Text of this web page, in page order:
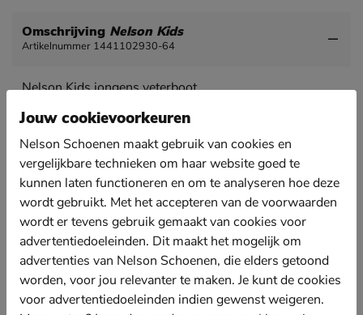
Omschrijving Nelson Kids
Artikelnummer 1441102930-64
Nelson Kids jongens veterboot
Met een paar stevige veterboots kunnen jouw kids het
najaar wel aan.
Uitgevoerd in suède wat een goed ademend
vermogen heeft en bovendien soepel wordt met
dragen. Met de rits trekken ze de boots zelf aan.
Gevoerd met imitatieleer.
Voorzien van een uitneembaar voetbed met leren
upper. Deze helpt bij het koel houden van de voeten.
Afgewerkt met een rubberen loopzool met profiel
voor betere grip.
Jouw cookievoorkeuren
Nelson Schoenen maakt gebruik van cookies en
vergelijkbare technieken om haar website goed te
kunnen laten functioneren en om te analyseren hoe deze
wordt gebruikt. Met het accepteren van de voorwaarden
wordt er tevens gebruik gemaakt van cookies voor
advertentiedoeleinden. Dit maakt het mogelijk om
advertenties van Nelson Schoenen, die elders getoond
worden, voor jou relevanter te maken. Je kunt de cookies
voor advertentiedoeleinden indien gewenst weigeren.